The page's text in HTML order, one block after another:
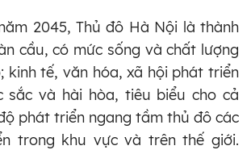
2045, Thủ đô Hà Nội là thành
cầu, có mức sống và chất lượng
kinh tế, văn hóa, xã hội phát triển
sắc và hài hòa, tiêu biểu cho cả
phát triển ngang tầm thủ đô các
trong khu vực và trên thế giới.